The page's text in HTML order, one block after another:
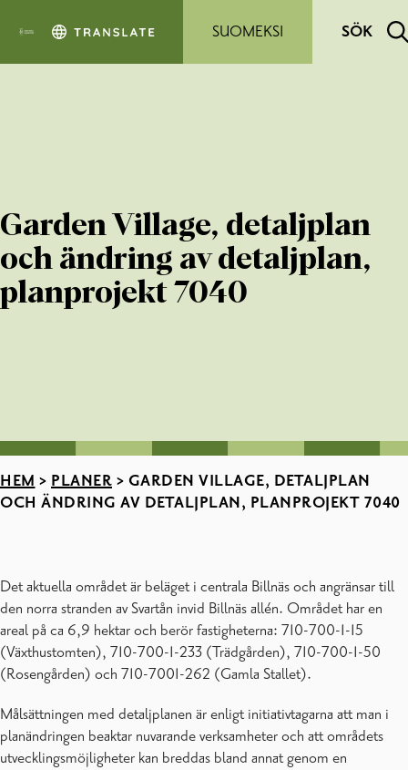
SUOMEKSI
SÖK
Garden Village, detaljplan
och ändring av detaljplan,
planprojekt 7040
HEM > PLANER > GARDEN VILLAGE, DETALJPLAN
OCH ÄNDRING AV DETALJPLAN, PLANPROJEKT 7040
Det aktuella området är beläget i centrala Billnäs och angränsar till
den norra stranden av Svartån invid Billnäs allén. Området har en
areal på ca 6,9 hektar och berör fastigheterna: 710-700-1-15
(Växthustomten), 710-700-1-233 (Trädgården), 710-700-1-50
(Rosengården) och 710-7001-262 (Gamla Stallet).
Målsättningen med detaljplanen är enligt initiativtagarna att man i
planändringen beaktar nuvarande verksamheter och att områdets
utvecklingsmöjligheter kan breddas bland annat genom en